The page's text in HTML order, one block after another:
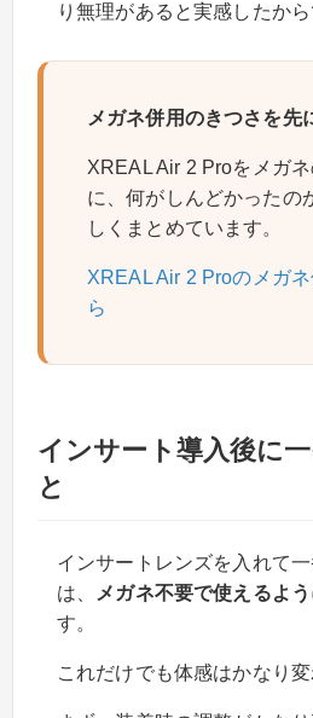
り無理があると実感したから
メガネ併用のきつさを先
XREAL Air 2 Proをメガ
に、何がしんどかったの
しくまとめています。
XREAL Air 2 Proのメガ
ら
インサート導入後に
と
インサートレンズを入れて
は、
メガネ不要で使えるよ
す。
これだけでも体感はかなり変